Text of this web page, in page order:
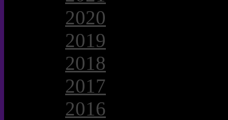
2020
2019
2018
2017
2016